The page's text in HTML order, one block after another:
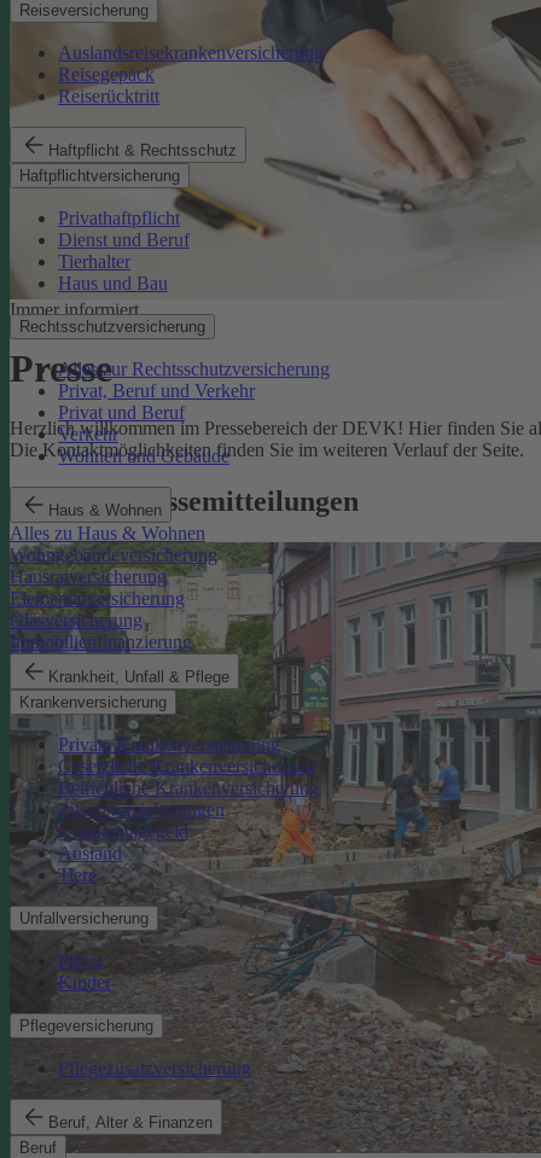
Reiseversicherung
Auslandsreisekrankenversicherung
Reisegepäck
Reiserücktritt
Haftpflicht & Rechtsschutz
Haftpflichtversicherung
Privathaftpflicht
Dienst und Beruf
Tierhalter
Haus und Bau
Rechtsschutzversicherung
Alles zur Rechtsschutzversicherung
Privat, Beruf und Verkehr
Privat und Beruf
Verkehr
Wohnen und Gebäude
Haus & Wohnen
Alles zu Haus & Wohnen
Wohngebäudeversicherung
Hausratversicherung
Elementarversicherung
Glasversicherung
Immobilienfinanzierung
Krankheit, Unfall & Pflege
Krankenversicherung
Private Krankenversicherung
Gesetzliche Krankenversicherung
Betriebliche Krankenversicherung
Zusatzversicherungen
Krankentagegeld
Ausland
Tiere
Unfallversicherung
Privat
Kinder
Pflegeversicherung
Pflegezusatzversicherung
Beruf, Alter & Finanzen
Beruf
Immer informiert
Presse
Herzlich willkommen im Pressebereich der DEVK! Hier finden Sie
Die Kontaktmöglichkeiten finden Sie im weiteren Verlauf der Seite.
Aktuelle Pressemitteilungen